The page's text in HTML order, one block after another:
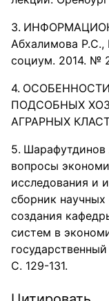
Абхалимова
социум. 2014. №
ПОДСОБНЫХ
АГРАРНЫХ
Шарафутдинов
вопросы
исследования и
сборник
создания
систем в
С. 129-131.